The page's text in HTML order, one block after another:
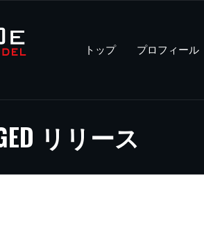
トップ プロフィール
リリース